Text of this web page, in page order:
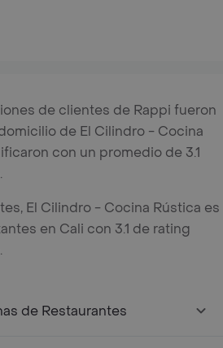
de clientes de Rappi fueron
de El Cilindro - Cocina
con un promedio de 3.1
El Cilindro - Cocina Rústica es
en Cali con 3.1 de rating
de Restaurantes